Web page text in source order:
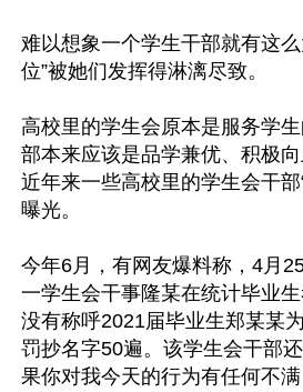
难以想象一个学生干部就有这么
位”被她们发挥得淋漓尽致。
高校里的学生会原本是服务学
部本来应该是品学兼优、积极
近年来一些高校里的学生会干部
曝光。
今年6月，有网友爆料称，4月
一学生会干事隆某在统计毕业
没有称呼2021届毕业生郑某某
罚抄名字50遍。该学生会干部
果你对我今天的行为有任何不